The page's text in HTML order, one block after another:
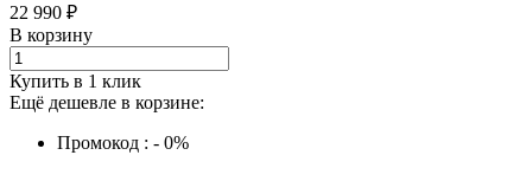
22 990 ₽
В корзину
Купить в 1 клик
Ещё дешевле в корзине:
Промокод : - 0%